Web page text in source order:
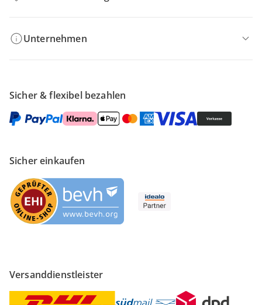
Unternehmen
Sicher & flexibel bezahlen
Sicher einkaufen
Versanddienstleister